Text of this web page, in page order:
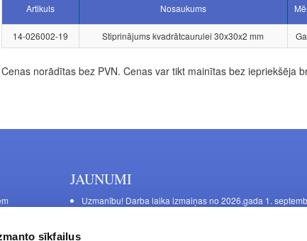
sīkfailus
Artikuls Nosaukums
14-026002-19
Stiprinājums kvadrātcaurulei 30x30x2 mm
Cenas norādītas bez PVN. Cenas var tikt mainītas bez iepriekšēja
JAUNUMI
Uzmanību! Darba laika izmaiņas no 2026.gada 1.